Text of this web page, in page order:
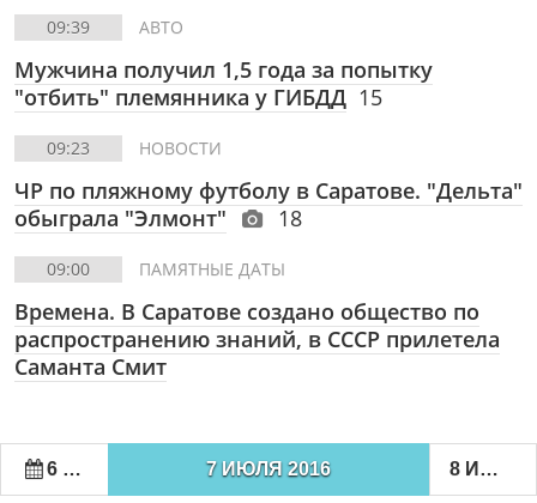
09:39 АВТО
Мужчина получил 1,5 года за попытку
"отбить" племянника у ГИБДД 15
09:23 НОВОСТИ
ЧР по пляжному футболу в Саратове. "Дельта"
обыграла "Элмонт"
18
09:00 ПАМЯТНЫЕ ДАТЫ
Времена. В Саратове создано общество по
распространению знаний, в СССР прилетела
Саманта Смит
6 ИЮЛЯ 2016 7 ИЮЛЯ 2016 8 ИЮЛЯ 2016